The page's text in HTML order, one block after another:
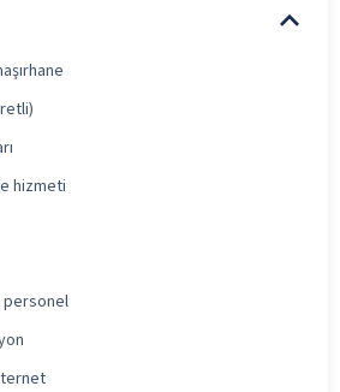
hizmeti
personel